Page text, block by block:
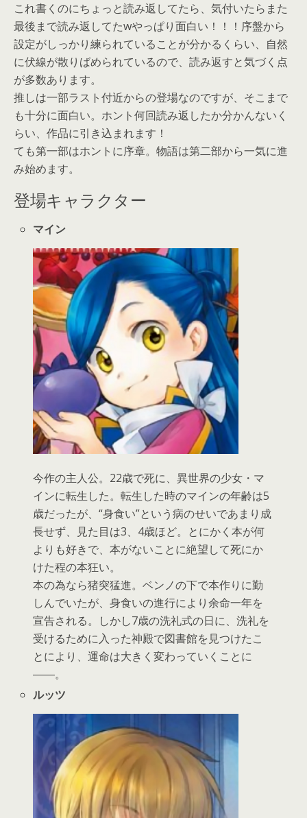
これ書くのにちょっと読み返してたら、気付いたらまた
最後まで読み返してたwやっぱり面白い！！！序盤から
設定がしっかり練られていることが分かるくらい、自然
に伏線が散りばめられているので、読み返すと気づく点
が多数あります。
推しは一部ラスト付近からの登場なのですが、そこまで
も十分に面白い。ホント何回読み返したか分かんないく
らい、作品に引き込まれます！
ても第一部はホントに序章。物語は第二部から一気に進
み始めます。
登場キャラクター
マイン
今作の主人公。22歳で死に、異世界の少女・マ
インに転生した。転生した時のマインの年齢は5
歳だったが、“身食い”という病のせいであまり成
長せず、見た目は3、4歳ほど。とにかく本が何
よりも好きで、本がないことに絶望して死にか
けた程の本狂い。
本の為なら猪突猛進。ベンノの下で本作りに勤
しんでいたが、身食いの進行により余命一年を
宣告される。しかし7歳の洗礼式の日に、洗礼を
受けるために入った神殿で図書館を見つけたこ
とにより、運命は大きく変わっていくことに
――。
ルッツ